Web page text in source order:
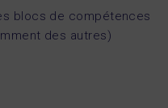
blocs de compétences
des autres)